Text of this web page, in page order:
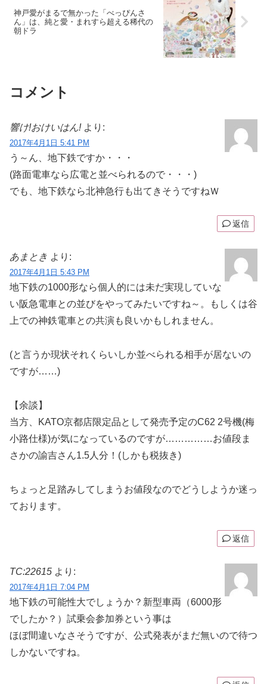
神戸愛がまるで無かった「べっぴんさ
ん」は、純と愛・まれすら超える稀代の
朝ドラ
コメント
響け!おけいはん! より:
2017年4月1日 5:41 PM
う～ん、地下鉄ですか・・・
(路面電車なら広電と並べられるので・・・)
でも、地下鉄なら北神急行も出てきそうですねＷ
返信
あまとき より:
2017年4月1日 5:43 PM
地下鉄の1000形なら個人的には未だ実現していな
い阪急電車との並びをやってみたいですね～。もしくは谷
上での神鉄電車との共演も良いかもしれません。
(と言うか現状それくらいしか並べられる相手が居ないの
ですが……)
【余談】
当方、KATO京都店限定品として発売予定のC62 2号機(梅
小路仕様)が気になっているのですが……………お値段ま
さかの諭吉さん1.5人分！(しかも税抜き)
ちょっと足踏みしてしまうお値段なのでどうしようか迷っ
ております。
返信
TC:22615 より:
2017年4月1日 7:04 PM
地下鉄の可能性大でしょうか？新型車両（6000形
でしたか？）試乗会参加券という事は
ほぼ間違いなさそうですが、公式発表がまだ無いので待つ
しかないですね。